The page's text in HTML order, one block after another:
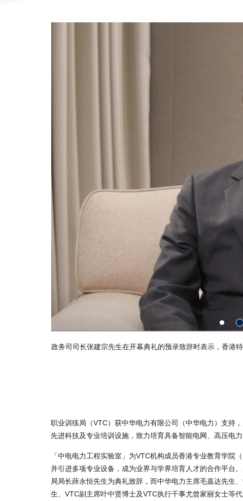
创新及科技局局长薛永恒先生致辞时表示，「中电电力工
职业训练局（VTC）获中华电力有限公司（中华电力）支持
先进科技及专业培训设施，致力培育具备智能电网、高压电
「中电电力工程实验室」为VTC机构成员香港专业教育学院
并引进多项专业设备，成为业界与学界培育人才的合作平台
局局长薛永恒先生为典礼致辞，而中华电力主席毛嘉达先生
生、VTC副主席叶中贤博士及VTC执行干事尤曾家丽女士等代